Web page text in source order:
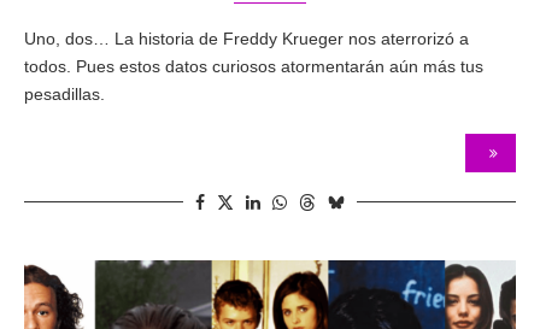
Uno, dos… La historia de Freddy Krueger nos aterrorizó a
todos. Pues estos datos curiosos atormentarán aún más tus
pesadillas.